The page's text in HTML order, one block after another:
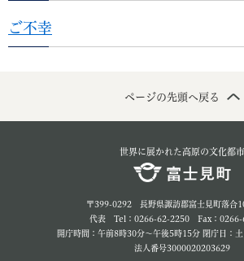
ご不幸
ページの先頭へ戻る
世界に展かれた高原の文化都市
〒399-0292 長野県諏訪郡富士見町落合
代表 Tel：0266-62-2250 Fax：0266-
開庁時間：午前8時30分～午後5時15分 閉庁日：
法人番号3000020203629